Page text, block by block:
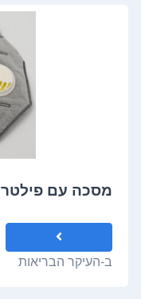
מסכה עם פילטר KN95
ב-העיקר הבריאות